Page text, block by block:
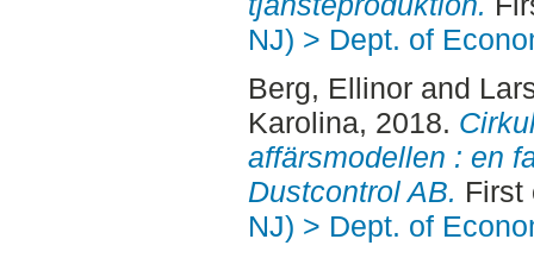
NJ) > Dept. of
Berg, Ellinorand
Karolina, 2018.
affärsmodellen : en
Dustcontrol AB. First
NJ) > Dept. of